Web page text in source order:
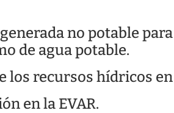
no potable
de agua potable.
los recursos hídricos
en la EVAR.